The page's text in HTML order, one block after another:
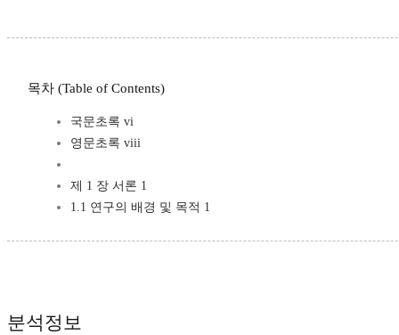
목차 (Table of Contents)
국문초록 vi
영문초록 viii
제 1 장 서론 1
1.1 연구의 배경 및 목적 1
분석정보